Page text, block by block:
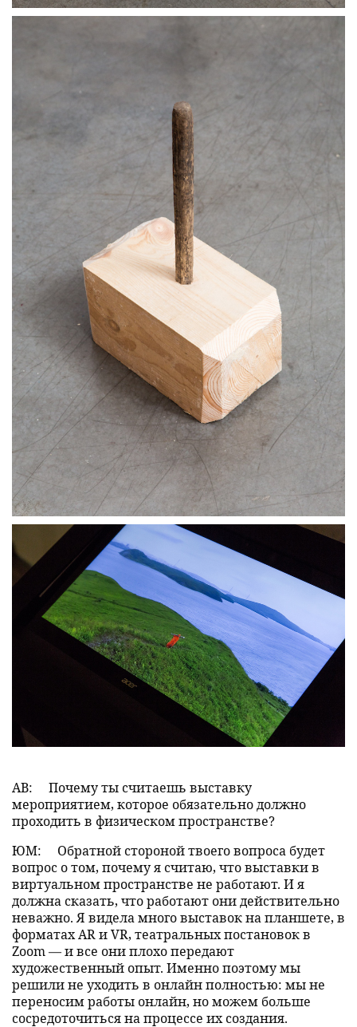
АВ:
Почему ты считаешь выставку
мероприятием, которое обязательно должно
проходить в физическом пространстве?
ЮМ:
Обратной стороной твоего вопроса будет
вопрос о том, почему я считаю, что выставки в
виртуальном пространстве не работают. И я
должна сказать, что работают они действительно
неважно. Я видела много выставок на планшете, в
форматах AR и VR, театральных постановок в
Zoom — и все они плохо передают
художественный опыт. Именно поэтому мы
решили не уходить в онлайн полностью: мы не
переносим работы онлайн, но можем больше
сосредоточиться на процессе их создания.